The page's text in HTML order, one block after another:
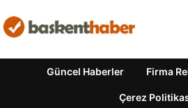
Güncel Haberler Firma
Çerez